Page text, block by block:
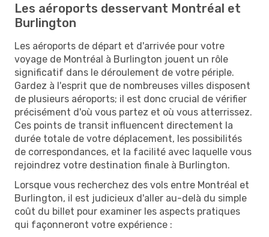
Les aéroports desservant Montréal et
Burlington
Les aéroports de départ et d'arrivée pour votre
voyage de Montréal à Burlington jouent un rôle
significatif dans le déroulement de votre périple.
Gardez à l'esprit que de nombreuses villes disposent
de plusieurs aéroports; il est donc crucial de vérifier
précisément d'où vous partez et où vous atterrissez.
Ces points de transit influencent directement la
durée totale de votre déplacement, les possibilités
de correspondances, et la facilité avec laquelle vous
rejoindrez votre destination finale à Burlington.
Lorsque vous recherchez des vols entre Montréal et
Burlington, il est judicieux d'aller au-delà du simple
coût du billet pour examiner les aspects pratiques
qui façonneront votre expérience :